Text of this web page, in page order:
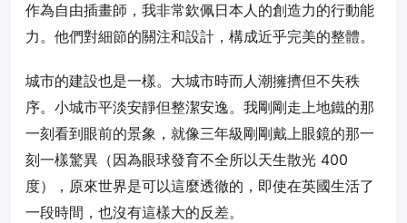
作為自由插畫師，我非常欽佩日本人的創造力的行動能
力。他們對細節的關注和設計，構成近乎完美的整體。
城市的建設也是一樣。大城市時而人潮擁擠但不失秩
序。小城市平淡安靜但整潔安逸。我剛剛走上地鐵的那
一刻看到眼前的景象，就像三年級剛剛戴上眼鏡的那一
刻一樣驚異（因為眼球發育不全所以天生散光 400
度），原來世界是可以這麼透徹的，即使在英國生活了
一段時間，也沒有這樣大的反差。